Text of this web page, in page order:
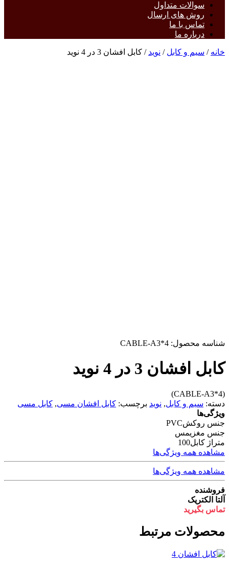
سوالات متداول
روش های ارسال
تماس با ما
درباره ما
خانه / سیم و کابل / نوید / کابل افشان 3 در 4 نوید
شناسه محصول: CABLE-A3*4
کابل افشان 3 در 4 نوید
(CABLE-A3*4)
دسته: سیم و کابل, نوید برچسب: کابل افشان مسی, کابل مسی
ویژگی‌ها
جنس روکشPVC
جنس مغزیمس
متراژ کابل100
مشاهده همه ویژگی‌ها
مشاهده همه ویژگی‌ها
فروشنده
آلتا الکتریک
تماس بگیرید
محصولات مرتبط